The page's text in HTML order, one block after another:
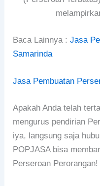
Baca Lainnya :Jasa
Samarinda
Jasa Pembuatan
Apakah Anda telah
mengurus pendirian
iya, langsung saja
POPJASA bisa
Perseroan Perorangan!